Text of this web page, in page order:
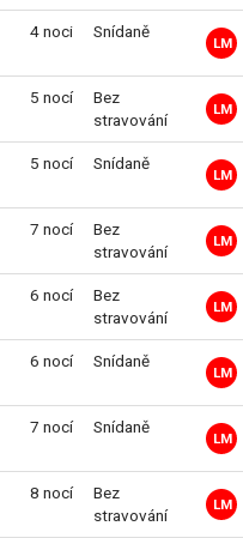
4 noci Snídaně
LM
5 nocí
Bez
stravování
LM
5 nocí Snídaně
LM
7 nocí
Bez
stravování
LM
6 nocí
Bez
stravování
LM
6 nocí Snídaně
LM
7 nocí Snídaně
LM
8 nocí
Bez
stravování
LM